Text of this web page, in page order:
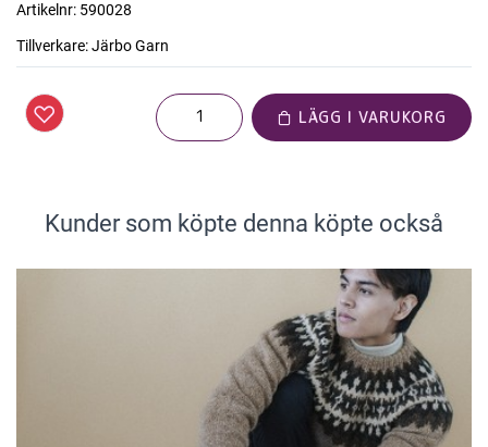
Artikelnr: 590028
Tillverkare:Järbo Garn
LÄGG I VARUKORG
Kunder som köpte denna köpte också